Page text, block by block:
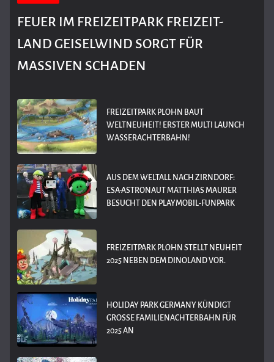
FEUER IM FREIZEITPARK FREIZEIT-
LAND GEISELWIND SORGT FÜR
MASSIVEN SCHADEN
FREIZEITPARK PLOHN BAUT
WELTNEUHEIT! ERSTER MULTI LAUNCH
WASSERACHTERBAHN!
AUS DEM WELTALL NACH ZIRNDORF:
ESA-ASTRONAUT MATTHIAS MAURER
BESUCHT DEN PLAYMOBIL-FUNPARK
FREIZEITPARK PLOHN STELLT NEUHEIT
2025 NEBEN DEM DINOLAND VOR.
HOLIDAY PARK GERMANY KÜNDIGT
GROSSE FAMILIENACHTERBAHN FÜR 2
025 AN